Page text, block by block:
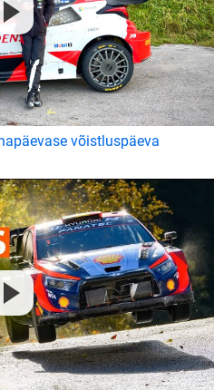
võistluspäeva